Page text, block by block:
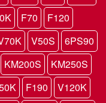
F70
F120
V50S
6PS90
KM200S
KM250S
F190
V120K